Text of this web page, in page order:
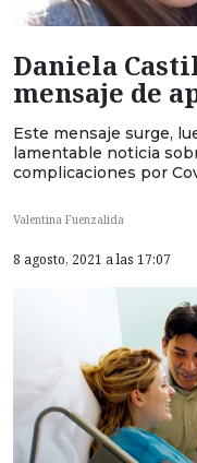
Daniela
mensaje de
Este mensaje surge,
lamentable noticia
complicaciones por
Valentina Fuenzalida
8 agosto, 2021 a las 17:07